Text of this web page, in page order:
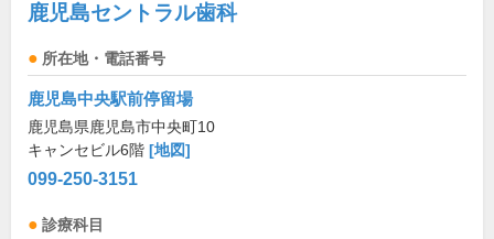
鹿児島セントラル歯科
所在地・電話番号
鹿児島中央駅前停留場
鹿児島県鹿児島市中央町10
キャンセビル6階 [地図]
099-250-3151
診療科目